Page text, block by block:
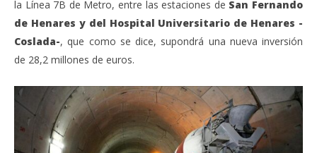
la Línea 7B de Metro, entre las estaciones de San Fernando
de Henares y del Hospital Universitario de Henares -
Coslada-, que como se dice, supondrá una nueva inversión
de 28,2 millones de euros.